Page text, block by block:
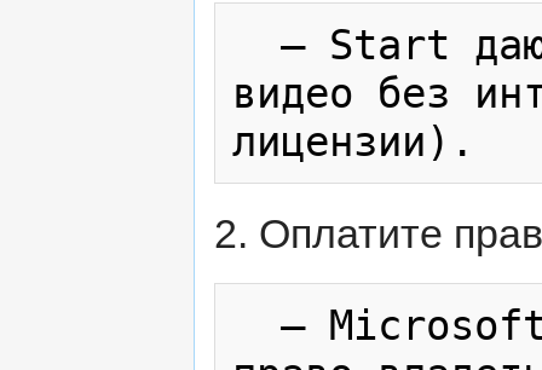
видео без
2. Оплатите